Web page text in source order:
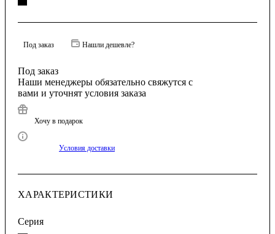
Под заказ Нашли дешевле?
Под заказ
Наши менеджеры обязательно свяжутся с
вами и уточнят условия заказа
Хочу в подарок
Условия доставки
ХАРАКТЕРИСТИКИ
Серия